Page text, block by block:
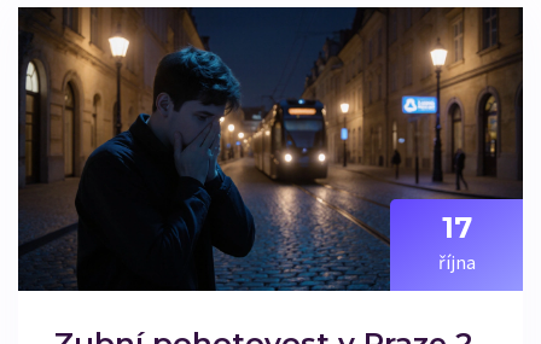
17
října